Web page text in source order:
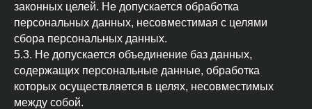
законных целей. Не допускается обработка
персональных данных, несовместимая с целями
сбора персональных данных.
5.3. Не допускается объединение баз данных,
содержащих персональные данные, обработка
которых осуществляется в целях, несовместимых
между собой.